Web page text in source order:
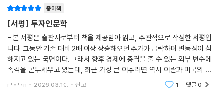
내 속에 내가 너무도 많아
주가 변동의 숨은 구조
03. 평범의 왕국 vs. 극단의 왕국
#아보하와 <퍼펙트 데이즈>
우리는 두 세계를 살고 있다
부익부 빈익빈의 마태 효과
종이책
[서평] 투자인문학
- 본 서평은 출판사로부터 책을 제공받아 읽고, 주관적으로 작성한 서평입
니다. 그동안 기존 대비 2배 이상 상승해오던 주가가 급락하며 변동성이 심
해지고 있는 국면이다. 그래서 향후 경제에 충격을 줄 수 있는 외부 변수에
촉각을 곤두세우고 있는데, 최근 가장 큰 이슈라면 역시 이란과 미국의 분
쟁일 것이다. 일주일째로 접어드는 이 문제는 출구를 찾기는커녕 이란이
r****n 2026.03.10. 신고 1 댓글0